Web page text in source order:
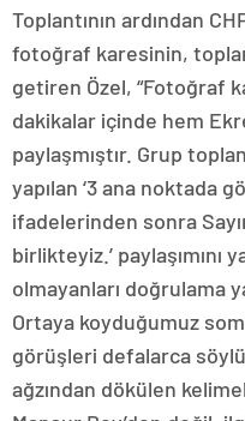
Toplantının ardından
fotoğraf karesinin,
getiren Özel, “Fotoğraf
dakikalar içinde hem
paylaşmıştır. Grup
yapılan ‘3 ana noktada
ifadelerinden sonra
birlikteyiz.’ paylaşımını
olmayanları doğrulama
Ortaya koyduğumuz
görüşleri defalarca
ağzından dökülen